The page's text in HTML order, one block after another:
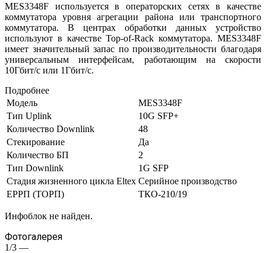
MES3348F используется в операторских сетях в качестве
коммутатора уровня агрегации района или транспортного
коммутатора. В центрах обработки данных устройство
используют в качестве Top-of-Rack коммутатора. MES3348F
имеет значительный запас по производительности благодаря
универсальным интерфейсам, работающим на скорости
10Гбит/с или 1Гбит/с.
Подробнее
Модель
MES3348F
Тип Uplink
10G SFP+
Количество Downlink
48
Стекирование
Да
Количество БП
2
Тип Downlink
1G SFP
Стадия жизненного цикла Eltex Серийное производство
ЕРРП (ТОРП)
ТКО-210/19
Инфоблок не найден.
Фотогалерея
1/3 —